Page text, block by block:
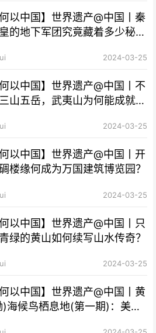
何以中国】世界遗产@中国丨秦
的地下军团究竟藏着多少秘
2024-03-25
何以中国】世界遗产@中国丨不
山五岳，武夷山为何能成就
2024-03-25
何以中国】世界遗产@中国丨开
楼缘何成为万国建筑博览园？
2024-03-25
何以中国】世界遗产@中国丨只
绿的黄山如何续写山水传奇？
2024-03-25
何以中国】世界遗产@中国丨黄
)海候鸟栖息地(第一期)：美丽